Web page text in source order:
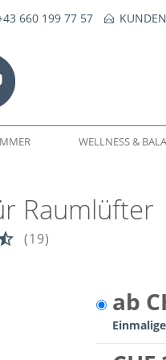
660 199 77 57
WELLNESS &
Raumlüfter
(19)
ab